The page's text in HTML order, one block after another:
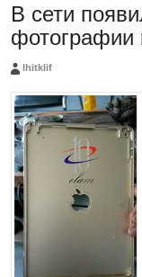
В сети
фотографии
Ihitklif